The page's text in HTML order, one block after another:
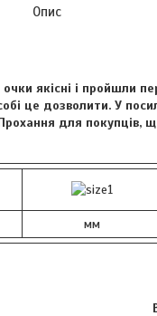
Опис
очки якісні і пройшли
це дозволити. У
для покупців,
мм